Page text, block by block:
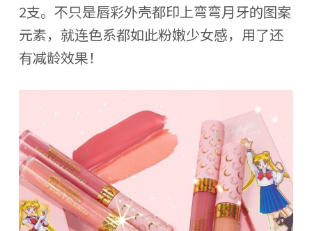
2支。不只是唇彩外壳都印上弯弯月牙的图案
元素，就连色系都如此粉嫩少女感，用了还
有减龄效果！